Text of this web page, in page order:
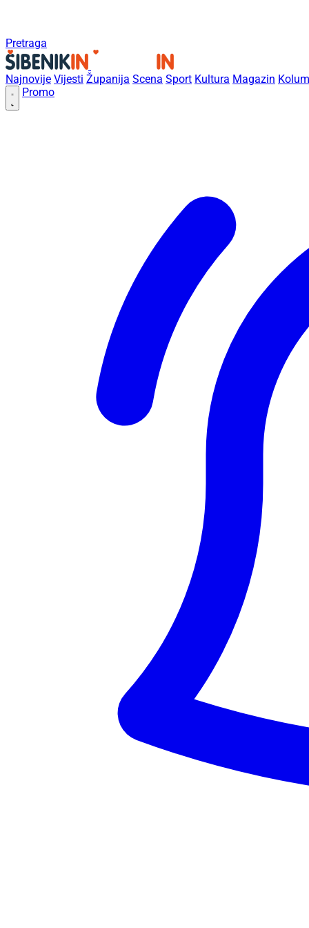
Pretraga
Najnovije Vijesti Županija Scena Sport Kultura Magazin
Promo